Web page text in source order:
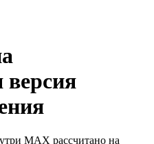
версия
MAX рассчитано на